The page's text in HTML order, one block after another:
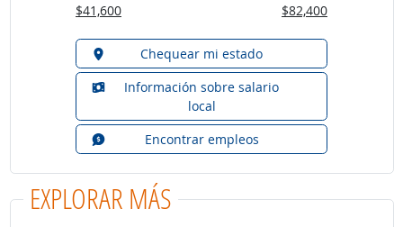
$41,600 $82,400
Chequear mi estado
Información sobre salario
local
Encontrar empleos
EXPLORAR MÁS